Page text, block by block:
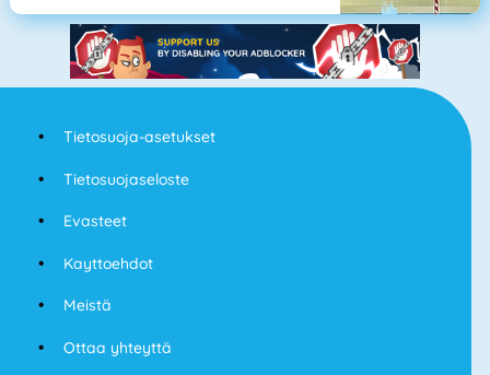
Tietosuoja-asetukset
Tietosuojaseloste
Evasteet
Kayttoehdot
Meistä
Ottaa yhteyttä